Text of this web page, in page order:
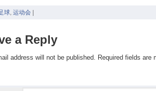
球, 运动会
a Reply
address will not be published. Required fields are